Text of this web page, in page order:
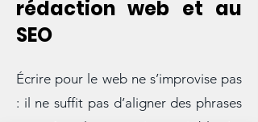
Un espace dédié à la
rédaction web et au
SEO
Écrire pour le web ne s’improvise pas